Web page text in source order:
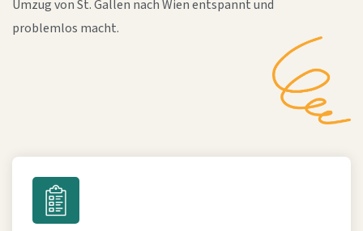
Umzug von St. Gallen nach Wien entspannt und
problemlos macht.